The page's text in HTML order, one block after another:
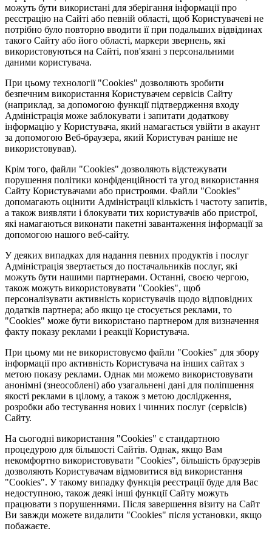
можуть бути використані для зберігання інформації про
реєстрацію на Сайті або певній області, щоб Користувачеві не
потрібно було повторно вводити її при подальших відвідинах
такого Сайту або його області, маркери звернень, які
використовуються на Сайті, пов'язані з персональними
даними користувача.
При цьому технології "Cookies" дозволяють зробити
безпечним використання Користувачем сервісів Сайту
(наприклад, за допомогою функції підтвердження входу
Адміністрація може заблокувати і запитати додаткову
інформацію у Користувача, який намагається увійти в акаунт
за допомогою Веб-браузера, який Користувач раніше не
використовував).
Крім того, файли "Cookies" дозволяють відстежувати
порушення політики конфіденційності та угод використання
Сайту Користувачами або пристроями. Файли "Cookies"
допомагають оцінити Адміністрації кількість і частоту запитів,
а також виявляти і блокувати тих користувачів або пристрої,
які намагаються виконати пакетні завантаження інформації за
допомогою нашого веб-сайту.
У деяких випадках для надання певних продуктів і послуг
Адміністрація звертається до постачальників послуг, які
можуть бути нашими партнерами. Останні, своєю чергою,
також можуть використовувати "Cookies", щоб
персоналізувати активність користувачів щодо відповідних
додатків партнера; або якщо це стосується реклами, то
"Cookies" може бути використано партнером для визначення
факту показу реклами і реакції Користувача.
При цьому ми не використовуємо файли "Cookies" для збору
інформації про активність Користувача на інших сайтах з
метою показу реклами. Однак ми можемо використовувати
анонімні (знеособлені) або узагальнені дані для поліпшення
якості реклами в цілому, а також з метою дослідження,
розробки або тестування нових і чинних послуг (сервісів)
Сайту.
На сьогодні використання "Cookies" є стандартною
процедурою для більшості Сайтів. Однак, якщо Вам
некомфортно використовувати "Cookies", більшість браузерів
дозволяють Користувачам відмовитися від використання
"Cookies". У такому випадку функція реєстрації буде для Вас
недоступною, також деякі інші функції Сайту можуть
працювати з порушеннями. Після завершення візиту на Сайт
Ви завжди можете видалити "Cookies" після установки, якщо
побажаєте.